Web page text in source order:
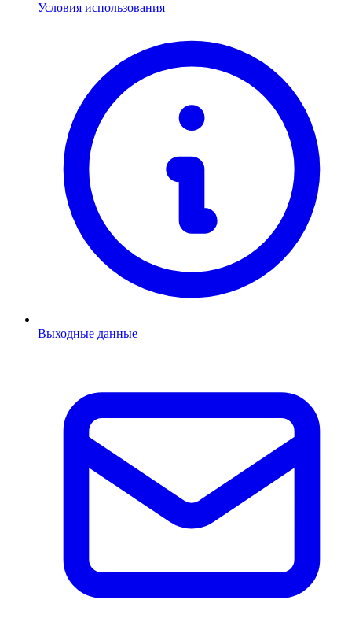
Условия использования
Выходные данные